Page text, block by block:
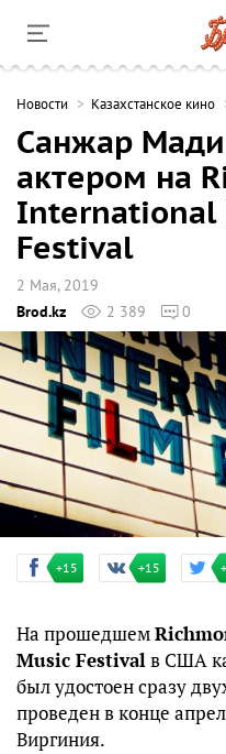
Новости Казахстанское кино
Санжар
актером на
International
Festival
2 Мая, 2019
Brod.kz
2 389 0
+15 +15
На прошедшем
Music Festivalв США
был удостоен сразу
проведен в конце
Виргиния.